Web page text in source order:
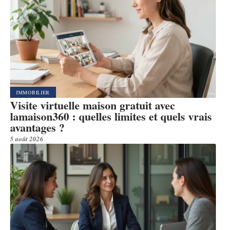
IMMOBILIER
Visite virtuelle maison gratuit avec
lamaison360 : quelles limites et quels vrais
avantages ?
5 août 2026